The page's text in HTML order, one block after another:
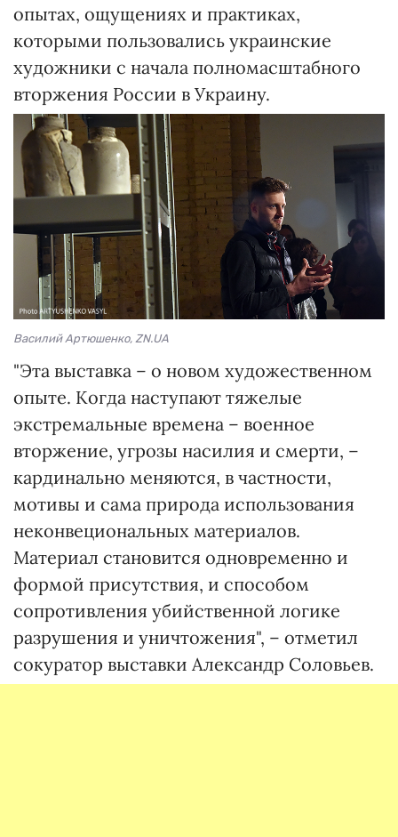
опытах, ощущениях и практиках,
которыми пользовались украинские
художники с начала полномасштабного
вторжения России в Украину.
Василий Артюшенко, ZN.UA
"Эта выставка – о новом художественном
опыте. Когда наступают тяжелые
экстремальные времена – военное
вторжение, угрозы насилия и смерти, –
кардинально меняются, в частности,
мотивы и сама природа использования
неконвециональных материалов.
Материал становится одновременно и
формой присутствия, и способом
сопротивления убийственной логике
разрушения и уничтожения", – отметил
сокуратор выставки Александр Соловьев.